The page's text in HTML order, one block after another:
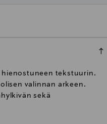
hienostuneen tekstuurin.
valinnan arkeen.
sekä